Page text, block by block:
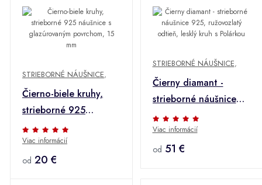
STRIEBORNÉ NÁUŠNICE,
Čierno-biele kruhy,
strieborné 925
náušnice s
glazúrovaným
povrchom, 15 mm
Viac informácií
od 20 €
STRIEBORNÉ NÁUŠNICE,
Čierny diamant -
strieborné náušnice
925, ružovozlatý
odtieň, lesklý kruh s
Polárkou
Viac informácií
od 51 €